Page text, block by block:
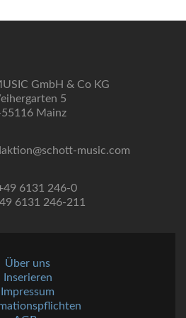
GmbH & Co KG
5
55116 Mainz
music.com
6131 246-0
6131 246-211
Über uns
Inserieren
Impressum